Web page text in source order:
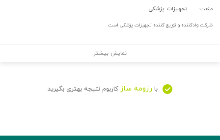
صنعت: تجهیزات پزشکی
شرکت وادکننده و توزیع کننده تجهیزات پزشکی است
نمایش بیشتر
با رزومه ساز کاربوم نتیجه بهتری بگیرید